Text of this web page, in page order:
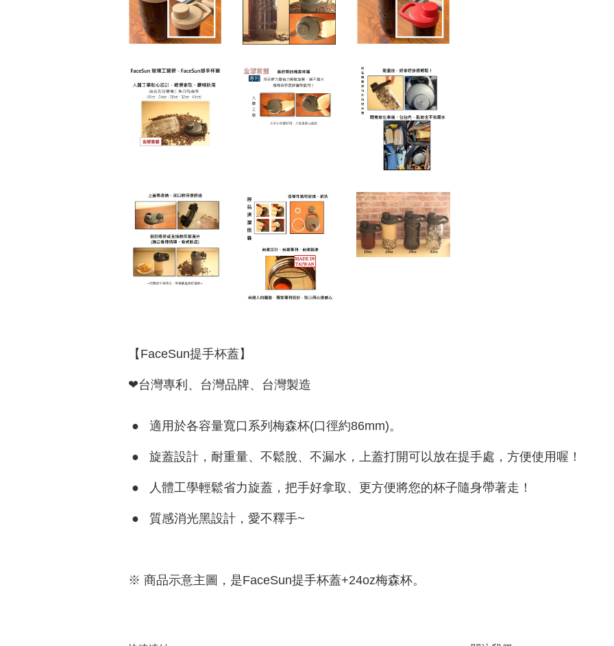
【FaceSun提手杯蓋】
❤台灣專利、台灣品牌、台灣製造
● 適用於各容量寬口系列梅森杯(口徑約86mm)。
● 旋蓋設計，耐重量、不鬆脫、不漏水，上蓋打開可以放在提手處，方便使用喔！
● 人體工學輕鬆省力旋蓋，把手好拿取、更方便將您的杯子隨身帶著走！
● 質感消光黑設計，愛不釋手~
※ 商品示意主圖，是FaceSun提手杯蓋+24oz梅森杯。